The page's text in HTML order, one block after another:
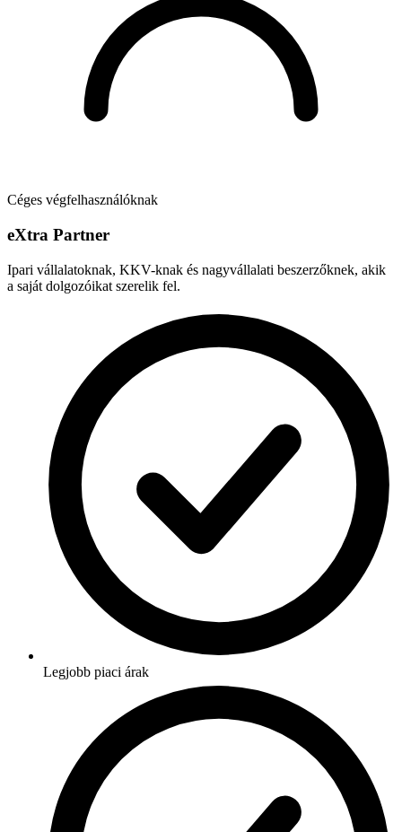
Céges végfelhasználóknak
eXtra Partner
Ipari vállalatoknak, KKV-knak és nagyvállalati beszerzőknek, akik
a saját dolgozóikat szerelik fel.
Legjobb piaci árak